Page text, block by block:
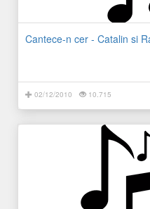
Cantece-n cer - Catalin si
02/12/2010 10.715